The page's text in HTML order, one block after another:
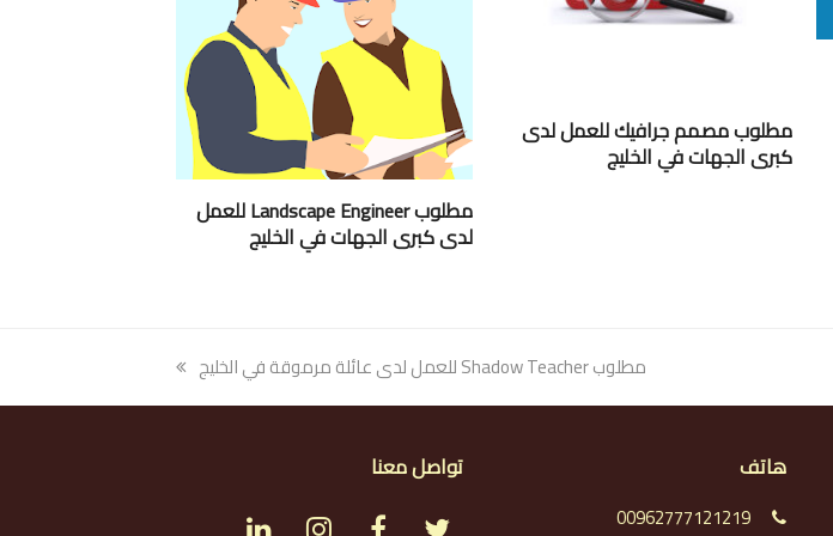
مطلوب مصمم جرافيك للعمل لدى
كبرى الجهات في الخليج
مطلوب Landscape Engineer للعمل
لدى كبرى الجهات في الخليج
next
مطلوب Shadow Teacher للعمل لدى عائلة مرموقة في الخليج
هاتف
00962777121219
تواصل معنا